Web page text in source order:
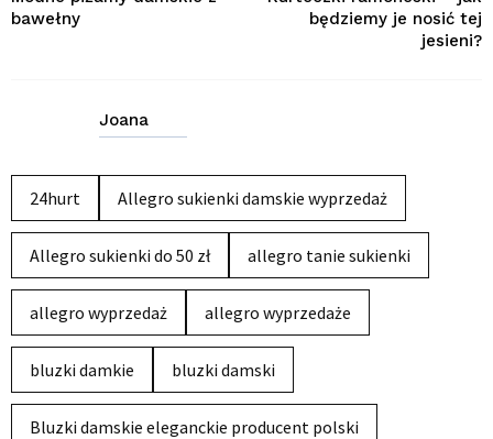
bawełny
będziemy je nosić tej
jesieni?
Joana
24hurt Allegro sukienki damskie wyprzedaż
Allegro sukienki do 50 zł allegro tanie sukienki
allegro wyprzedaż allegro wyprzedaże
bluzki damkie bluzki damski
Bluzki damskie eleganckie producent polski